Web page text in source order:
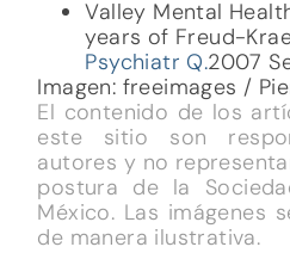
Valley Mental
years of Freud-
Psychiatr Q.2007
Imagen: freeimages /
El contenido de los
este sitio son
autores y no
postura de la
México. Las imágenes
de manera ilustrativa.